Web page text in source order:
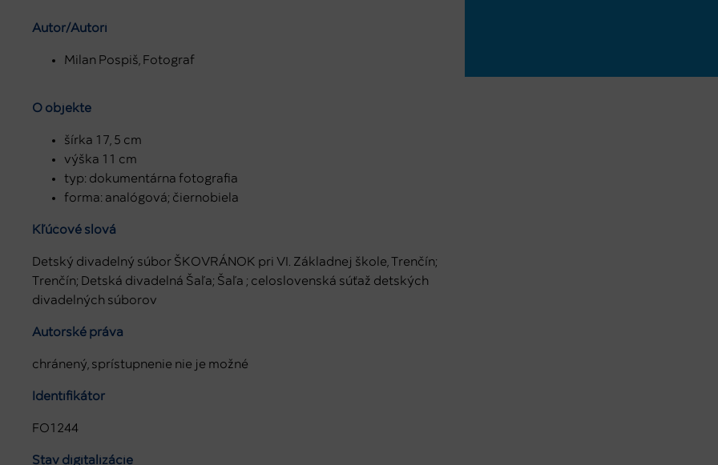
Autor/Autori
Milan Pospiš, Fotograf
O objekte
šírka 17, 5 cm
výška 11 cm
typ: dokumentárna fotografia
forma: analógová; čiernobiela
Kľúčové slová
Detský divadelný súbor ŠKOVRÁNOK pri VI. Základnej škole, Trenčín;
Trenčín; Detská divadelná Šaľa; Šaľa ; celoslovenská súťaž detských
divadelných súborov
Autorské práva
chránený, sprístupnenie nie je možné
Identifikátor
FO1244
Stav digitalizácie